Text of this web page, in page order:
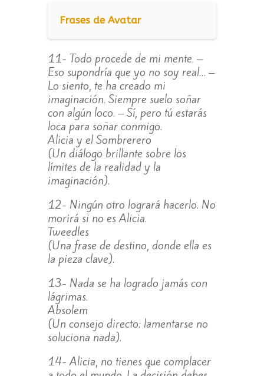
Frases de Avatar
11- Todo procede de mi mente. –
Eso supondría que yo no soy real… –
Lo siento, te ha creado mi
imaginación. Siempre suelo soñar
con algún loco. – Sí, pero tú estarás
loca para soñar conmigo.
Alicia y el Sombrerero
(Un diálogo brillante sobre los
límites de la realidad y la
imaginación).
12- Ningún otro logrará hacerlo. No
morirá si no es Alicia.
Tweedles
(Una frase de destino, donde ella es
la pieza clave).
13- Nada se ha logrado jamás con
lágrimas.
Absolem
(Un consejo directo: lamentarse no
soluciona nada).
14- Alicia, no tienes que complacer